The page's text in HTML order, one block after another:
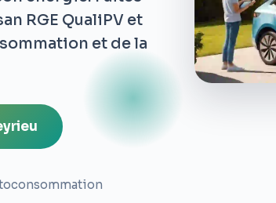
RGE QualiPV et
et de la